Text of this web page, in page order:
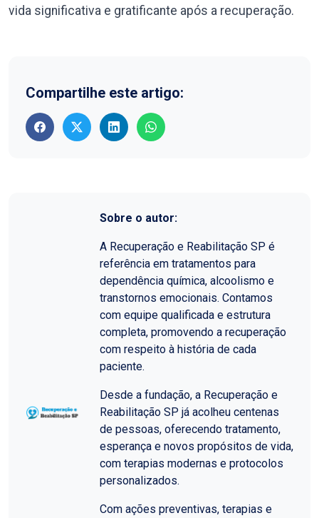
vida significativa e gratificante após a recuperação.
Compartilhe este artigo:
Sobre o autor:
A Recuperação e Reabilitação SP é
referência em tratamentos para
dependência química, alcoolismo e
transtornos emocionais. Contamos
com equipe qualificada e estrutura
completa, promovendo a recuperação
com respeito à história de cada
paciente.
Desde a fundação, a Recuperação e
Reabilitação SP já acolheu centenas
de pessoas, oferecendo tratamento,
esperança e novos propósitos de vida,
com terapias modernas e protocolos
personalizados.
Com ações preventivas, terapias e